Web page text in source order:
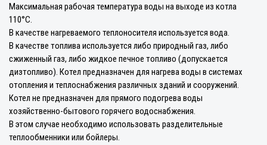
Максимальная рабочая температура воды на выходе из котла
110°С.
В качестве нагреваемого теплоносителя используется вода.
В качестве топлива используется либо природный газ, либо
сжиженный газ, либо жидкое печное топливо (допускается
дизтопливо). Котел предназначен для нагрева воды в системах
отопления и теплоснабжения различных зданий и сооружений.
Котел не предназначен для прямого подогрева воды
хозяйственно-бытового горячего водоснабжения.
В этом случае необходимо использовать разделительные
теплообменники или бойлеры.